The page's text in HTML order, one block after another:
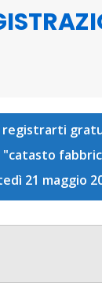
registrarti
21 maggio